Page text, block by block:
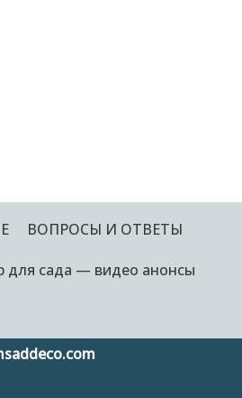
ВОПРОСЫ И ОТВЕТЫ
для сада — видео анонсы